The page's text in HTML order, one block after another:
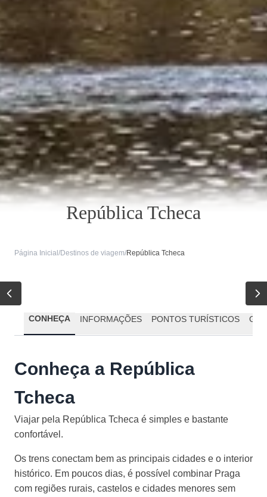
República Tcheca
Página Inicial/Destinos de viagem/República Tcheca
CONHEÇA INFORMAÇÕES PONTOS TURÍSTICOS
Conheça a República
Tcheca
Viajar pela República Tcheca é simples e bastante
confortável.
Os trens conectam bem as principais cidades e o interior
histórico. Em poucos dias, é possível combinar Praga
com regiões rurais, castelos e cidades menores sem